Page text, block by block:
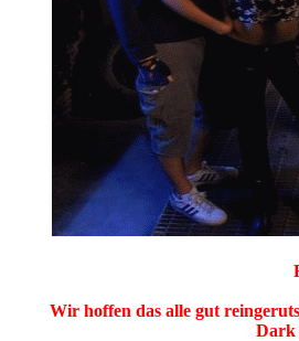
Wir hoffen das alle gut
Dark